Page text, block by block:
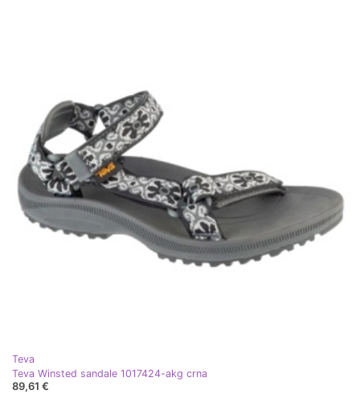
Teva
Teva Winsted sandale 1017424-akg crna
89,61 €